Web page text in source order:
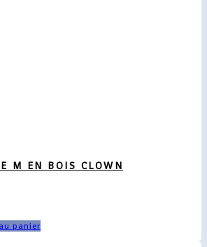
M EN BOIS CLOWN
panier